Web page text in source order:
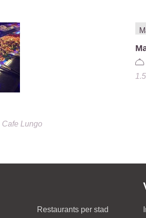
Cafe Lungo
Restaurants per stad